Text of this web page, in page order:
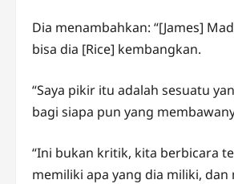
Dia menambahkan: “[James]
bisa dia [Rice] kembangkan.
“Saya pikir itu adalah sesuatu
bagi siapa pun yang
“Ini bukan kritik, kita berbicara
memiliki apa yang dia miliki,